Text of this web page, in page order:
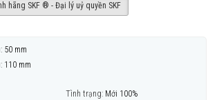
hãng SKF ® - Đại lý uỷ quyền SKF
50 mm
110 mm
Tình trạng: Mới 100%